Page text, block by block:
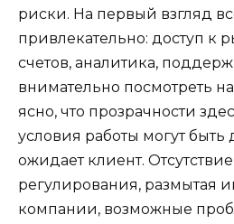
риски. На первый взгляд
привлекательно: доступ к
счетов, аналитика,
внимательно посмотреть
ясно, что прозрачности
условия работы могут быть
ожидает клиент. Отсутствие
регулирования, размытая
компании, возможные